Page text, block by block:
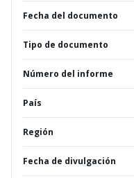
Fecha del documento
Tipo de documento
Número del informe
País
Región
Fecha de divulgación